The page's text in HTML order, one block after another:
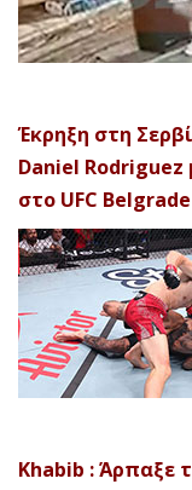
Έκρηξη στη
Daniel Rodriguez
στο UFC
Khabib : Άρπαξε